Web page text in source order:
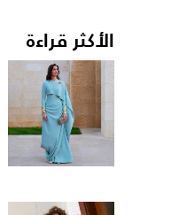
الأكثر قراءة